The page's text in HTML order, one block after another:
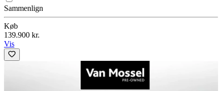
Sammenlign
Køb
139.900 kr.
Vis